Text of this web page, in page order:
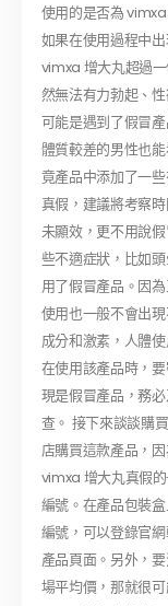
使用的是否為
如果在使用過程中
vimxa 增大丸超過
然無法有力勃起、
可能是遇到了假冒
體質較差的男性也
竟產品中添加了一
真假，建議將考察
未顯效，更不用說
些不適症狀，比如
用了假冒產品。因
使用也一般不會出
成分和激素，人體
在使用該產品時，
現是假冒產品，務
查。 接下來談談購
店購買這款產品，
vimxa 增大丸真假
編號。在產品包裝
編號，可以登錄官
產品頁面。另外，
場平均價，那就很